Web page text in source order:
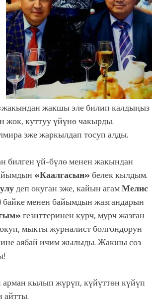
жакшы эле билип калдыңыз
жок, куттуу үйүнө чакырды.
эже жаркылдап тосуп алды.
билген үй-бүлө менен жакындан
«Каалгасын»белек кылдым.
деп окуган эже, кайын агамМелис
байке менен байымдын жазгандарын
гезиттеринен курч, мурч жазган
мыкты журналист болгондорун
аябай ичим жылыды. Жакшы сөз
арман кылып жүрүп, күйүттөн күйүп
айтты.